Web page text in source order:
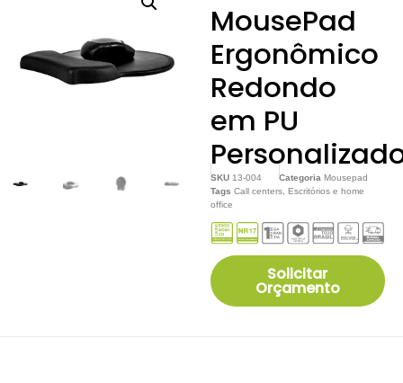
MousePad
Ergonômico
Redondo
em PU
SKU 13-004 Categoria Mousepad
Tags Call centers,
Escritórios e home
office
Solicitar
Orçamento